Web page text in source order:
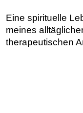
Eine spirituelle
meines
therapeutischen